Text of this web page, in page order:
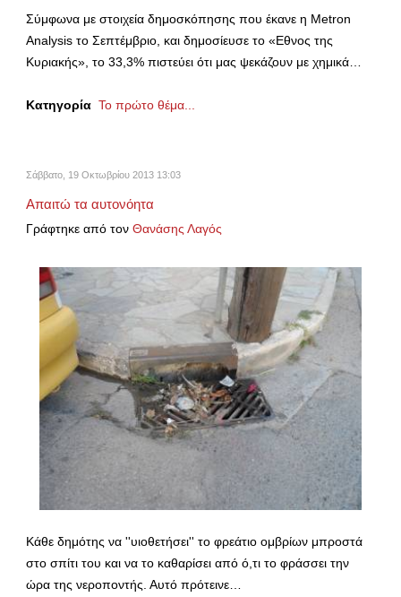
Σύμφωνα με στοιχεία δημοσκόπησης που έκανε η Metron
Analysis το Σεπτέμβριο, και δημοσίευσε το «Εθνος της
Κυριακής», το 33,3% πιστεύει ότι μας ψεκάζουν με χημικά…
Κατηγορία Το πρώτο θέμα...
Σάββατο, 19 Οκτωβρίου 2013 13:03
Απαιτώ τα αυτονόητα
Γράφτηκε από τον Θανάσης Λαγός
Κάθε δημότης να ''υιοθετήσει'' το φρεάτιο ομβρίων μπροστά
στο σπίτι του και να το καθαρίσει από ό,τι το φράσσει την
ώρα της νεροποντής. Αυτό πρότεινε…